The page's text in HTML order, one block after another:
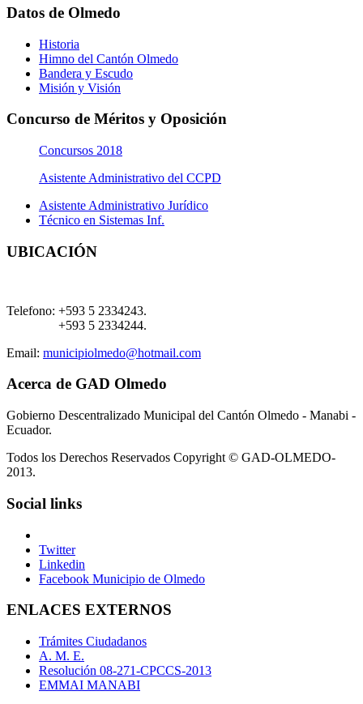
Datos de Olmedo
Historia
Himno del Cantón Olmedo
Bandera y Escudo
Misión y Visión
Concurso de Méritos y Oposición
Concursos 2018
Asistente Administrativo del CCPD
Asistente Administrativo Jurídico
Técnico en Sistemas Inf.
UBICACIÓN
Telefono: +593 5 2334243.
+593 5 2334244.
Email: municipiolmedo@hotmail.com
Acerca de GAD Olmedo
Gobierno Descentralizado Municipal del Cantón Olmedo - Manabi -
Ecuador.
Todos los Derechos Reservados Copyright © GAD-OLMEDO-
2013.
Social links
Twitter
Linkedin
Facebook Municipio de Olmedo
ENLACES EXTERNOS
Trámites Ciudadanos
A. M. E.
Resolución 08-271-CPCCS-2013
EMMAI MANABI